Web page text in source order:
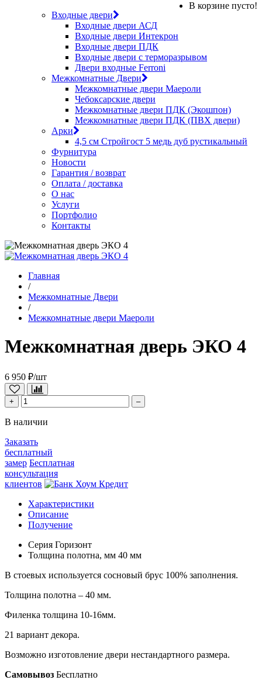
В корзине пусто!
Входные двери
Входные двери АСД
Входные двери Интекрон
Входные двери ПДК
Входные двери с терморазрывом
Двери входные Ferroni
Межкомнатные Двери
Межкомнатные двери Маероли
Чебоксарские двери
Межкомнатные двери ПДК (Экошпон)
Межкомнатные двери ПДК (ПВХ двери)
Арки
4,5 см Стройгост 5 медь дуб рустикальный
Фурнитура
Новости
Гарантия / возврат
Оплата / доставка
О нас
Услуги
Портфолио
Контакты
Главная
/
Межкомнатные Двери
/
Межкомнатные двери Маероли
Межкомнатная дверь ЭКО 4
6 950 ₽/шт
+ –
В наличии
Заказать
бесплатный
замер Бесплатная
консультация
клиентов
Характеристики
Описание
Получение
Серия Горизонт
Толщина полотна, мм 40 мм
В стоевых используется сосновый брус 100% заполнения.
Толщина полотна – 40 мм.
Филенка толщина 10-16мм.
21 вариант декора.
Возможно изготовление двери нестандартного размера.
Самовывоз Бесплатно